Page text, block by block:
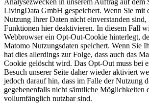
Analysezwecken in unserem Auftrag auf dem
LivingData GmbH gespeichert. Wenn Sie mit
Nutzung Ihrer Daten nicht einverstanden sind,
Funktionen hier deaktivieren. In diesem Fall
Webbrowser ein Opt-Out-Cookie hinterlegt,
Matomo Nutzungsdaten speichert. Wenn Sie
hat dies allerdings zur Folge, dass auch das
Cookie gelöscht wird. Das Opt-Out muss bei
Besuch unserer Seite daher wieder aktiviert
jedoch darauf hin, dass im Falle der Nutzung
gegebenenfalls nicht sämtliche Möglichkeiten
vollumfänglich nutzbar sind.